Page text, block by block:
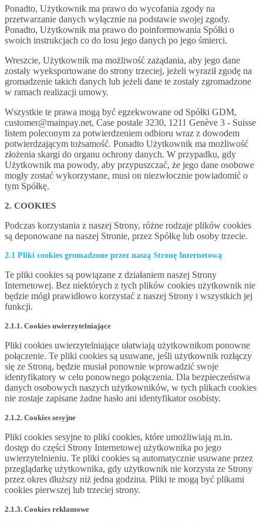
Ponadto, Użytkownik ma prawo do wycofania zgody na
przetwarzanie danych wyłącznie na podstawie swojej zgody.
Ponadto, Użytkownik ma prawo do poinformowania Spółki o
swoich instrukcjach co do losu jego danych po jego śmierci.
Wreszcie, Użytkownik ma możliwość zażądania, aby jego dane
zostały wyeksportowane do strony trzeciej, jeżeli wyraził zgodę na
gromadzenie takich danych lub jeżeli dane te zostały zgromadzone
w ramach realizacji umowy.
Wszystkie te prawa mogą być egzekwowane od Spółki GDM,
customer@mainpay.net, Case postale 3230, 1211 Genève 3 - Suisse
listem poleconym za potwierdzeniem odbioru wraz z dowodem
potwierdzającym tożsamość. Ponadto Użytkownik ma możliwość
złożenia skargi do organu ochrony danych. W przypadku, gdy
Użytkownik ma powody, aby przypuszczać, że jego dane osobowe
mogły zostać wykorzystane, musi on niezwłocznie powiadomić o
tym Spółkę.
2. COOKIES
Podczas korzystania z naszej Strony, różne rodzaje plików cookies
są deponowane na naszej Stronie, przez Spółkę lub osoby trzecie.
2.1 Pliki cookies gromadzone przez naszą Stronę Internetową
Te pliki cookies są powiązane z działaniem naszej Strony
Internetowej. Bez niektórych z tych plików cookies użytkownik nie
będzie mógł prawidłowo korzystać z naszej Strony i wszystkich jej
funkcji.
2.1.1. Cookies uwierzytelniające
Pliki cookies uwierzytelniające ułatwiają użytkownikom ponowne
połączenie. Te pliki cookies są usuwane, jeśli użytkownik rozłączy
się ze Stroną, będzie musiał ponownie wprowadzić swoje
identyfikatory w celu ponownego połączenia. Dla bezpieczeństwa
danych osobowych naszych użytkowników, w tych plikach cookies
nie zostaje zapisane żadne hasło ani identyfikator osobisty.
2.1.2. Cookies sesyjne
Pliki cookies sesyjne to pliki cookies, które umożliwiają m.in.
dostęp do części Strony Internetowej użytkownika po jego
uwierzytelnieniu. Te pliki cookies są automatycznie usuwane przez
przeglądarkę użytkownika, gdy użytkownik nie korzysta ze Strony
przez okres dłuższy niż jedna godzina. Pliki te mogą być plikami
cookies pierwszej lub trzeciej strony.
2.1.3. Cookies reklamowe